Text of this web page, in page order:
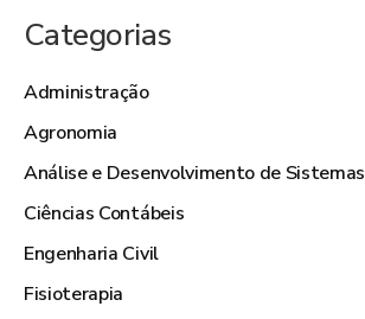
Categorias
Administração
Agronomia
Análise e Desenvolvimento de Sistemas
Ciências Contábeis
Engenharia Civil
Fisioterapia